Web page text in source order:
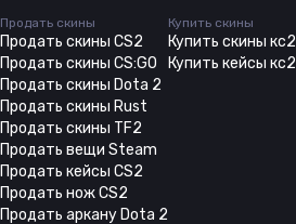
Продать скины
Продать скины CS2
Продать скины CS:GO
Продать скины Dota 2
Продать скины Rust
Продать скины TF2
Продать вещи Steam
Продать кейсы CS2
Продать нож CS2
Продать аркану Dota 2
Купить скины
Купить скины кс2
Купить кейсы кс2